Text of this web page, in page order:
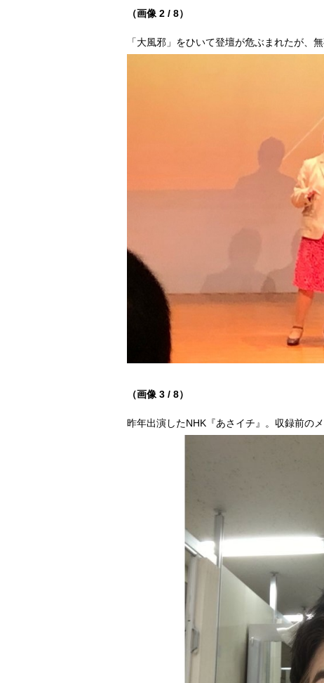
（画像 2 / 8）
「大風邪」をひいて登壇が危ぶまれたが、
（画像 3 / 8）
昨年出演したNHK『あさイチ』。収録前の